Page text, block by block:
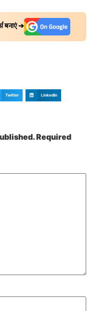
बनाएं ➔
Twitter LinkedIn
Required